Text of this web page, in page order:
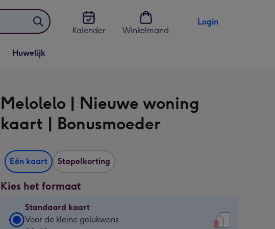
Kalender
Winkelmand
Login
Vervolgkeuzelijst
Huwelijk openen
Huwelijk
Melolelo | Nieuwe woning
kaart | Bonusmoeder
Eén kaart Stapelkorting
Kies het formaat
Standaard kaart
Standaard
Voor de kleine gelukwens